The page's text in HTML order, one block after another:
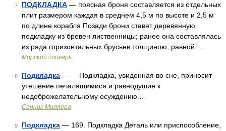
7 ПОДКЛАДКА — поясная броня составляется из отдельных
плит размером каждая в среднем 4,5 м по высоте и 2,5 м
по длине корабля Позади брони ставят деревянную
подкладку из бревен лиственницы; ранее она составлялась
из ряда горизонтальных брусьев толщиною, равной …
Морской словарь
8 Подкладка — Подкладка, увиденная во сне, приносит
утешение печалящимися и равнодушие к
недоброжелательному осуждению …
Сонник Миллера
9 Подкладка — 169. Подкладка Деталь или приспособление,